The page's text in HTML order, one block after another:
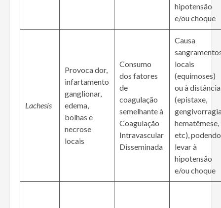
hipotensão
e/ou choque
Lachesis
Provoca dor,
infartamento
ganglionar,
edema,
bolhas e
necrose
locais
Consumo
dos fatores
de
coagulação
semelhante à
Coagulação
Intravascular
Disseminada
Causa
locais
(equimoses)
ou à distância
(epistaxe,
hematêmese,
etc), podendo
levar à
hipotensão
e/ou choque